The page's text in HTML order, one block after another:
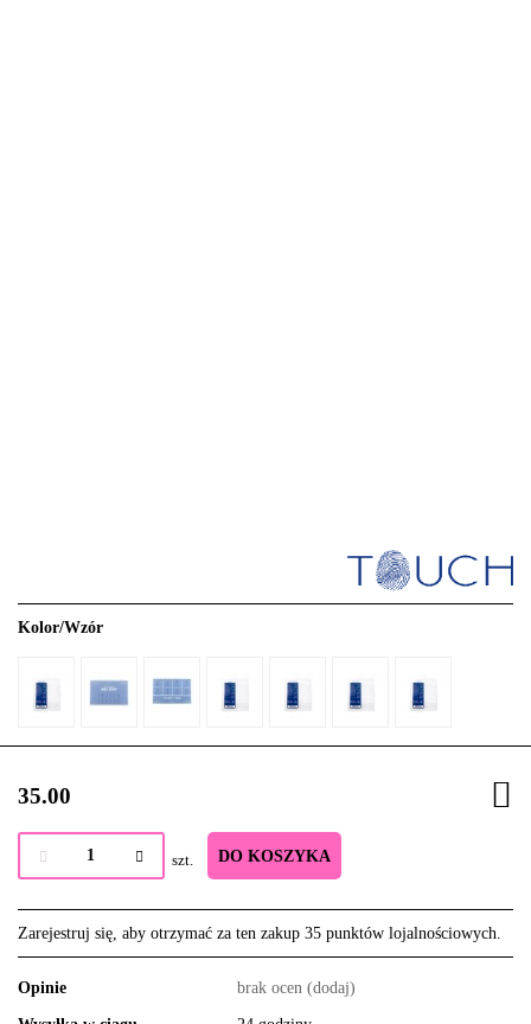
Kolor/Wzór
35.00
szt. DO KOSZYKA
Zarejestruj się, aby otrzymać za ten zakup 35 punktów lojalnościowych.
Opinie brak ocen (dodaj)